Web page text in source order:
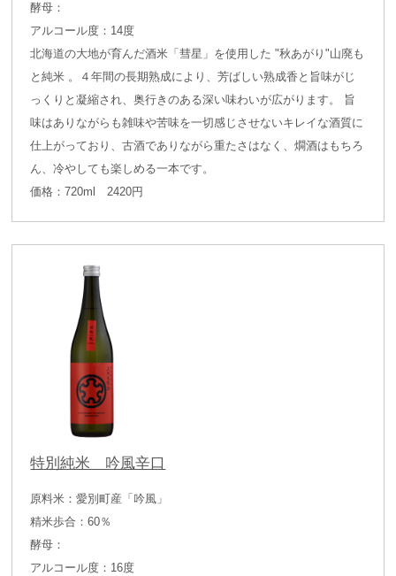
酵母：
アルコール度：14度
北海道の大地が育んだ酒米「彗星」を使用した "秋あがり"山廃も
と純米 。４年間の長期熟成により、芳ばしい熟成香と旨味がじ
っくりと凝縮され、奥行きのある深い味わいが広がります。 旨
味はありながらも雑味や苦味を一切感じさせないキレイな酒質に
仕上がっており、古酒でありながら重たさはなく、燗酒はもちろ
ん、冷やしても楽しめる一本です。
価格：720ml 2420円
特別純米 吟風辛口
原料米：愛別町産「吟風」
精米歩合：60％
酵母：
アルコール度：16度